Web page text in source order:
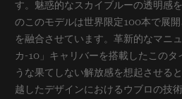
す。魅惑的なスカイブルーの透明感
のこのモデルは世界限定100本で展
を融合させています。革新的なマニ
カ-10」キャリバーを搭載したこのタ
うな果てしない解放感を想起させる
越したデザインにおけるウブロの技